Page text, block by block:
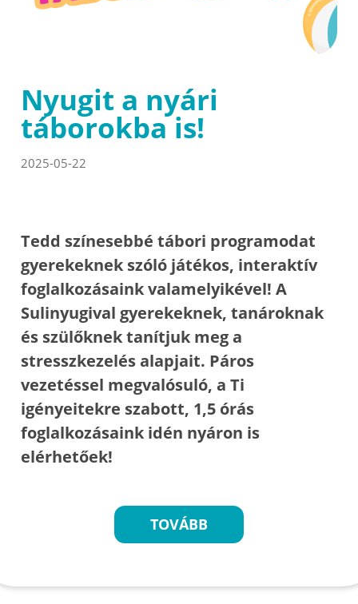
Nyugit a nyári
táborokba is!
2025-05-22
Tedd színesebbé tábori programodat
gyerekeknek szóló játékos, interaktív
foglalkozásaink valamelyikével! A
Sulinyugival gyerekeknek, tanároknak
és szülőknek tanítjuk meg a
stresszkezelés alapjait. Páros
vezetéssel megvalósuló, a Ti
igényeitekre szabott, 1,5 órás
foglalkozásaink idén nyáron is
elérhetőek!
TOVÁBB